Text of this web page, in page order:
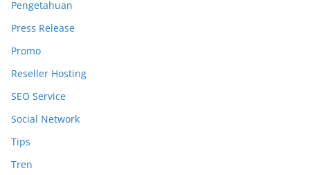
Pengetahuan
Press Release
Promo
Reseller Hosting
SEO Service
Social Network
Tips
Tren